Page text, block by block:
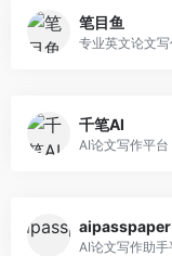
笔目鱼
千笔AI
aipasspaper